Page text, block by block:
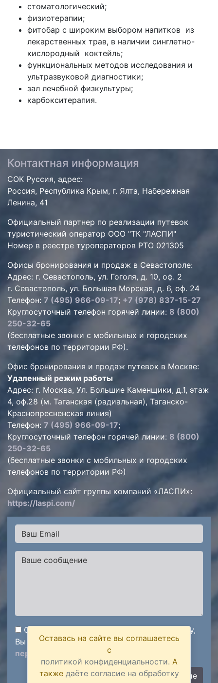
стоматологический;
физиотерапии;
фитобар с широким выбором напитков из
лекарственных трав, в наличии синглетно-
кислородный коктейль;
функциональных методов исследования и
ультразвуковой диагностики;
зал лечебной физкультуры;
карбокситерапия.
Контактная информация
СОК Руссия, адрес:
Россия, Республика Крым, г. Ялта, Набережная
Ленина, 41
Официальный партнер по реализации путевок
туристический оператор ООО "ТК "ЛАСПИ"
Номер в реестре туроператоров РТО 021305
Офисы бронирования и продаж в Севастополе:
Адрес: г. Севастополь, ул. Гоголя, д. 10, оф. 2
г. Севастополь, ул. Большая Морская, д. 6, оф. 24
Телефон: 7 (495) 966-09-17; +7 (978) 837-15-27
Круглосуточный телефон горячей линии: 8 (800)
250-32-65
(бесплатные звонки с мобильных и городских
телефонов по территории РФ).
Офис бронирования и продаж путевок в Москве:
Удаленный режим работы
Адрес: г. Москва, Ул. Большие Каменщики, д.1, этаж
4, оф.28 (м. Таганская (радиальная), Таганско-
Краснопресненская линия)
Телефон: 7 (495) 966-09-17;
Круглосуточный телефон горячей линии: 8 (800)
250-32-65
(бесплатные звонки с мобильных и городских
телефонов по территории РФ)
Официальный сайт группы компаний «ЛАСПИ»:
https://laspi.com/
Отправляя сообщение через данную форму,
Вы подтверждаетесогласие на обработку
персональных данных
Отправить сообщение
Оставась на сайте вы соглашаетесь
с
политикой конфиденциальности. А
также даёте согласие на обработку